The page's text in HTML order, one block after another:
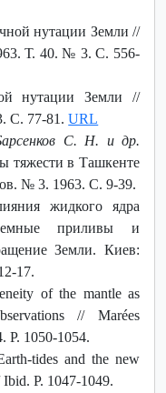
нутации Земли //
Т. 40. № 3. С. 556-
нутации Земли //
С. 77-81.URL
С. Н. и др.
тяжести в Ташкенте
№ 3. 1963. С. 9-39.
жидкого ядра
приливы и
Земли. Киев:
17.
of the mantle as
// Marées
P. 1050-1054.
tides and the new
P. 1047-1049.